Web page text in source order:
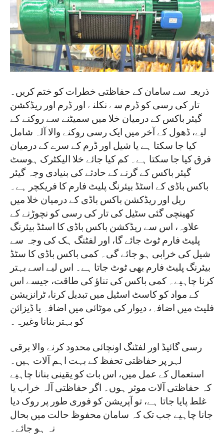
ذریعہ سے سامان کے حفاظتی خطرات کو ختم کریں۔
تار کی رسی کو ڈرم سے نکلنے اور ڈرم اور ریڈکشن
گیئر باکس کے درمیان خلا میں سمیٹنے سے روکنے کے
لیے، ڈھول کے آخر میں ایک رسی روکنے والا آلہ شامل
کیا جا سکتا ہے یا شیل اور ڈرم کے سرے کے درمیان
فرق کیا جا سکتا ہے۔ کم کیا جائے خلا الیکٹرک ہوسٹ
گیئر باکس کے گرنے کے حادثے کی بنیادی وجہ گیئر
باکس باڈی کے اسٹڈ بیئرنگ پلیٹ فارم کا فریکچر ہے۔
ریل اور ریڈکشن باکس باڈی کے درمیان خلا میں
کھینچی گئی سٹیل کی تار کی رسی کو نچوڑنے کے
علاوہ، اس سے ریڈکشن باکس باڈی کا اسٹڈ بیئرنگ
پلیٹ فارم ٹوٹ جائے گا، اور لفٹنگ ہک کی وجہ سے
شیل کی خرابی ہو جائے گی۔ کمی باکس باڈی کا سٹڈ
بیئرنگ پلیٹ فارم بھی ٹوٹ جاتا ہے۔ اس لیے اسے بہتر
کرنا چاہیے۔ کمی باکس کی تناؤ کی طاقت، جیسے اس
کے مواد کو کاسٹ اسٹیل میں تبدیل کرنا، ٹرانزیشن
فلیٹ میں اضافہ، دیوار کی موٹائی میں اضافہ یا ڈیزائن
کو بہتر بنانا وغیرہ۔
رسی گائیڈ اور لفٹنگ اونچائی محدود کرنے والا برقی
لہر پر حفاظتی تحفظ کے بہت اہم آلات ہیں۔
استعمال کے عمل میں، اس بات کو یقینی بنانا چاہیے
کہ حفاظتی آلات موثر ہوں۔ اگر حفاظتی آلہ خراب یا
غلط پایا جاتا ہے، تو آپریشن کو فوری طور پر روک دیا
جانا چاہیے جب تک کہ سامان محفوظ حالت میں بحال
نہ ہو جائے۔